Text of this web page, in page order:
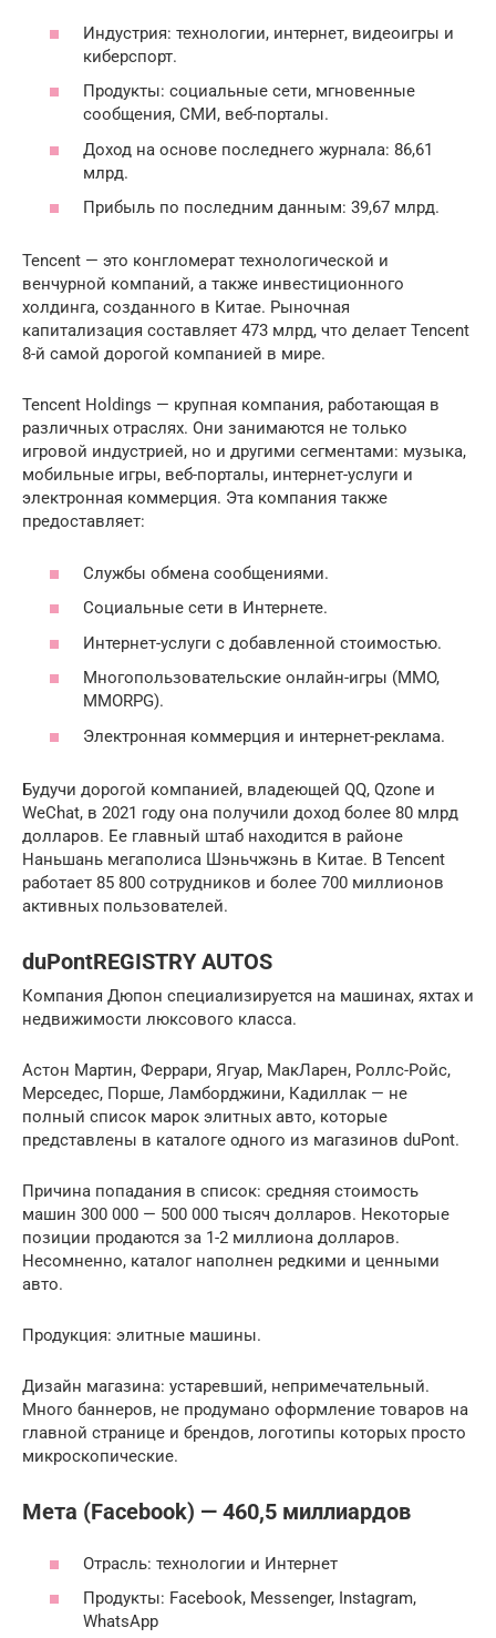
Индустрия: технологии, интернет, видеоигры и
киберспорт.
Продукты: социальные сети, мгновенные
сообщения, СМИ, веб-порталы.
Доход на основе последнего журнала: 86,61
млрд.
Прибыль по последним данным: 39,67 млрд.
Tencent — это конгломерат технологической и
венчурной компаний, а также инвестиционного
холдинга, созданного в Китае. Рыночная
капитализация составляет 473 млрд, что делает Tencent
8-й самой дорогой компанией в мире.
Tencent Holdings — крупная компания, работающая в
различных отраслях. Они занимаются не только
игровой индустрией, но и другими сегментами: музыка,
мобильные игры, веб-порталы, интернет-услуги и
электронная коммерция. Эта компания также
предоставляет:
Службы обмена сообщениями.
Социальные сети в Интернете.
Интернет-услуги с добавленной стоимостью.
Многопользовательские онлайн-игры (MMO,
MMORPG).
Электронная коммерция и интернет-реклама.
Будучи дорогой компанией, владеющей QQ, Qzone и
WeChat, в 2021 году она получили доход более 80 млрд
долларов. Ее главный штаб находится в районе
Наньшань мегаполиса Шэньчжэнь в Китае. В Tencent
работает 85 800 сотрудников и более 700 миллионов
активных пользователей.
duPontREGISTRY AUTOS
Компания Дюпон специализируется на машинах, яхтах и
недвижимости люксового класса.
Астон Мартин, Феррари, Ягуар, МакЛарен, Роллс-Ройс,
Мерседес, Порше, Ламборджини, Кадиллак — не
полный список марок элитных авто, которые
представлены в каталоге одного из магазинов duPont.
Причина попадания в список: средняя стоимость
машин 300 000 — 500 000 тысяч долларов. Некоторые
позиции продаются за 1-2 миллиона долларов.
Несомненно, каталог наполнен редкими и ценными
авто.
Продукция: элитные машины.
Дизайн магазина: устаревший, непримечательный.
Много баннеров, не продумано оформление товаров на
главной странице и брендов, логотипы которых просто
микроскопические.
Мета (Facebook) — 460,5 миллиардов
Отрасль: технологии и Интернет
Продукты: Facebook, Messenger, Instagram,
WhatsApp